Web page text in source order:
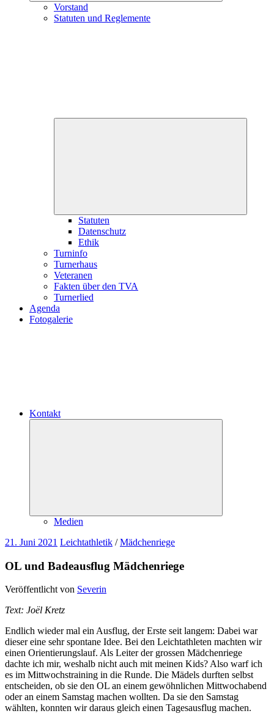
Vorstand
Statuten und Reglemente
Statuten
Datenschutz
Ethik
Turninfo
Turnerhaus
Veteranen
Fakten über den TVA
Turnerlied
Agenda
Fotogalerie
Kontakt
Medien
21. Juni 2021 Leichtathletik /Mädchenriege
OL und Badeausflug Mädchenriege
Veröffentlicht von Severin
Text: Joël Kretz
Endlich wieder mal ein Ausflug, der Erste seit langem: Dabei war
dieser eine sehr spontane Idee. Bei den Leichtathleten machten wir
einen Orientierungslauf. Als Leiter der grossen Mädchenriege
dachte ich mir, weshalb nicht auch mit meinen Kids? Also warf ich
es im Mittwochstraining in die Runde. Die Mädels durften selbst
entscheiden, ob sie den OL an einem gewöhnlichen Mittwochabend
oder an einem Samstag machen wollten. Da sie den Samstag
wählten, konnten wir daraus gleich einen Tagesausflug machen.